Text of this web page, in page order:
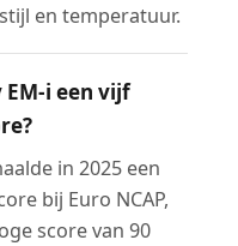
en temperatuur.
EM-i een vijf
in 2025 een
bij Euro NCAP,
score van 90